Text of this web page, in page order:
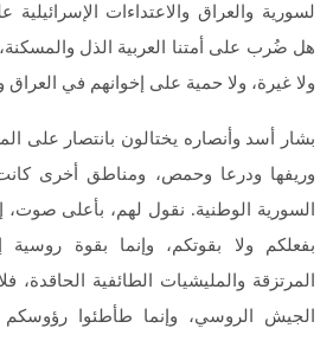
لسورية والعراق والاعتداءات
هل ضُرب على أمتنا العربية الذل
ولا غيرة، ولا حمية على إخوانهم في
بشار أسد وأنصاره يختالون بانتصار على
وريفها ودرعا وحمص، ومناطق أخرى
السورية الوطنية. نقول لهم، بأعلى صوت،
بفعلكم ولا بقوتكم، وإنما بقوة روسية
المرتزقة والمليشيات الطائفية الحاقدة،
الجيش الروسي، وإنما طأطئوا